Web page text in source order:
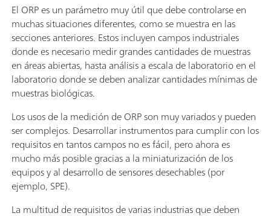
El ORP es un parámetro muy útil que debe controlarse en
muchas situaciones diferentes, como se muestra en las
secciones anteriores. Estos incluyen campos industriales
donde es necesario medir grandes cantidades de muestras
en áreas abiertas, hasta análisis a escala de laboratorio en el
laboratorio donde se deben analizar cantidades mínimas de
muestras biológicas.
Los usos de la medición de ORP son muy variados y pueden
ser complejos. Desarrollar instrumentos para cumplir con los
requisitos en tantos campos no es fácil, pero ahora es
mucho más posible gracias a la miniaturización de los
equipos y al desarrollo de sensores desechables (por
ejemplo, SPE).
La multitud de requisitos de varias industrias que deben